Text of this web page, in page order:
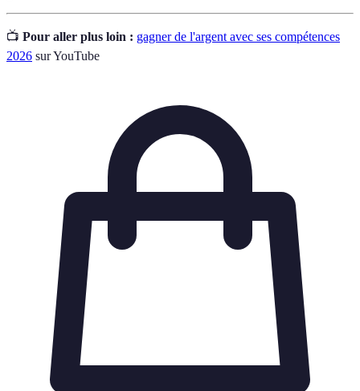
📺 Pour aller plus loin : gagner de l'argent avec ses compétences
2026 sur YouTube